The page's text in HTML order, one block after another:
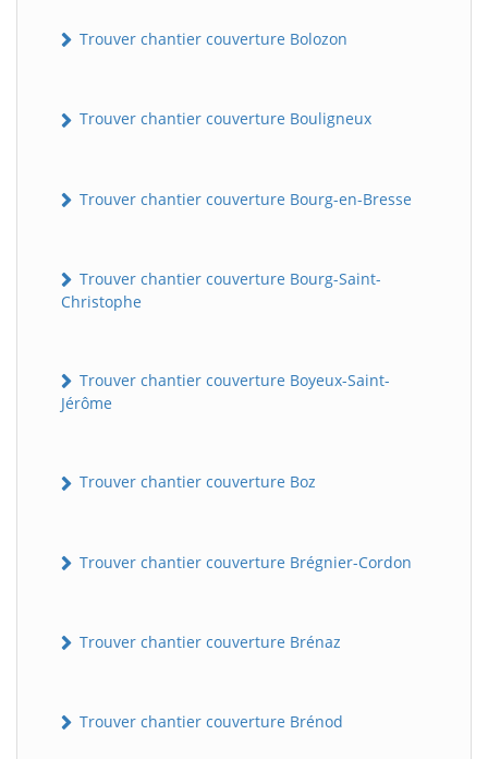
Trouver chantier couverture Bolozon
Trouver chantier couverture Bouligneux
Trouver chantier couverture Bourg-en-Bresse
Trouver chantier couverture Bourg-Saint-
Christophe
Trouver chantier couverture Boyeux-Saint-
Jérôme
Trouver chantier couverture Boz
Trouver chantier couverture Brégnier-Cordon
Trouver chantier couverture Brénaz
Trouver chantier couverture Brénod